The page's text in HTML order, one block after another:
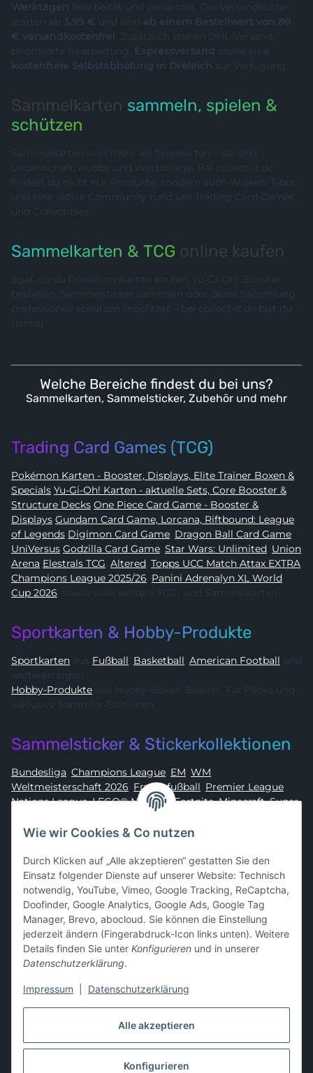
Werktagen bearbeitet und versendet. Die Versandkosten
starten ab 3,99 € und sind ab einem Bestellwert von 80
€ versandkostenfrei. Zusätzlich stehen DHL-Versand,
priorisierte Bearbeitung, Expressversand sowie eine
kostenfreie Selbstabholung in Dreieich zur Verfügung.
Sammelkarten sammeln, spielen &
schützen
Sammelkarten sind mehr als Spielkarten – sie sind
Leidenschaft, Hobby und Wertanlage. Bei collect-it.de
findest du nicht nur Produkte, sondern auch Wissen, Tipps
und eine aktive Community rund um Trading Card Games
und Collectibles.
Sammelkarten & TCG online kaufen
Egal, ob du Pokémon Karten kaufen, Yu-Gi-Oh! Booster
bestellen, Sammelsticker sammeln oder deine Sammlung
professionell schützen möchtest – bei collect-it.de bist du
richtig.
Welche Bereiche findest du bei uns?
Sammelkarten, Sammelsticker, Zubehör und mehr
Trading Card Games (TCG)
Pokémon Karten - Booster, Displays, Elite Trainer Boxen &
Specials Yu-Gi-Oh! Karten - aktuelle Sets, Core Booster &
Structure Decks One Piece Card Game - Booster &
Displays Gundam Card Game, Lorcana, Riftbound: League
of Legends
Digimon Card Game, Dragon Ball Card Game,
UniVersus
Godzilla Card Game, Star Wars: Unlimited, Union
Arena
Elestrals TCG, Altered, Topps UCC Match Attax EXTRA
Champions League 2025/26, Panini Adrenalyn XL World
Cup 2026, sowie viele weitere TCG- und Sammelkarten
Sportkarten & Hobby-Produkte
Sportkarten aus Fußball, Basketball, American Football und
weiteren Ligen
Hobby-Produkte
exklusive Sammler-Editionen
Sammelsticker & Stickerkollektionen
Bundesliga, Champions League, EM, WM,
Weltmeisterschaft 2026, Frauenfußball, Premier League,
Nations League, LEGO® Ninjago Fortnite,Minecraft,Super
Asterix
Sammelkarten-Zubehör &
Schutzprodukte
Card Sleeves, Penny Sleeves, Premium Sleeves,Toploader
Magnetic Holder, Sammelalben / Binder / Pocket Pages
Deckboxen ,Playmats undAufbewahrungslösungen
Vertrag widerrufen
Alle akzeptieren
Konfigurieren
Wie wir Cookies & Co nutzen
Durch Klicken auf „Alle akzeptieren“ gestatten Sie den
Einsatz folgender Dienste auf unserer Website: Technisch
notwendig, YouTube, Vimeo, Google Tracking, ReCaptcha,
Doofinder, Google Analytics, Google Ads, Google Tag
Manager, Brevo, abocloud. Sie können die Einstellung
jederzeit ändern (Fingerabdruck-Icon links unten). Weitere
Details finden Sie unter Konfigurieren und in unserer
Datenschutzerklärung.
Impressum Datenschutzerklärung